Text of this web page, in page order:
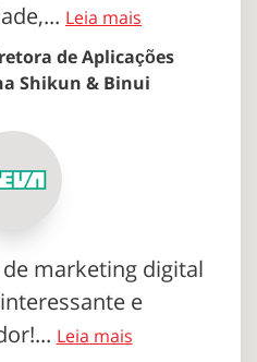
Leia mais
de Aplicações
Shikun & Binui
marketing digital
e
Leia mais